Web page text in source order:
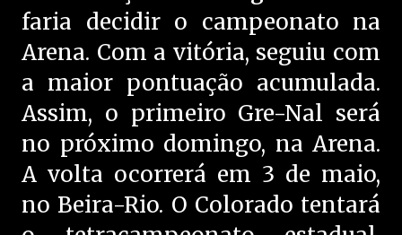
faria decidir o campeonato na
Arena. Com a vitória, seguiu com
a maior pontuação acumulada.
Assim, o primeiro Gre-Nal será
no próximo domingo, na Arena.
A volta ocorrerá em 3 de maio,
no Beira-Rio. O Colorado tentará